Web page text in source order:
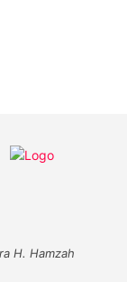
H. Hamzah